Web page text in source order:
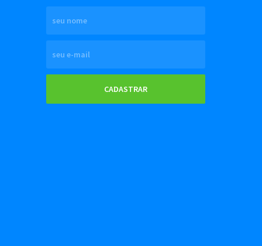
CADASTRAR